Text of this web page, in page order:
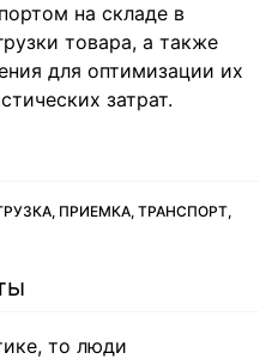
на складе в
товара, а также
для оптимизации их
затрат.
ПРИЕМКА, ТРАНСПОРТ,
то люди